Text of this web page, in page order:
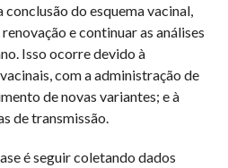
do esquema vacinal,
e continuar as análises
Isso ocorre devido à
com a administração de
de novas variantes; e à
de transmissão.
é seguir coletando dados